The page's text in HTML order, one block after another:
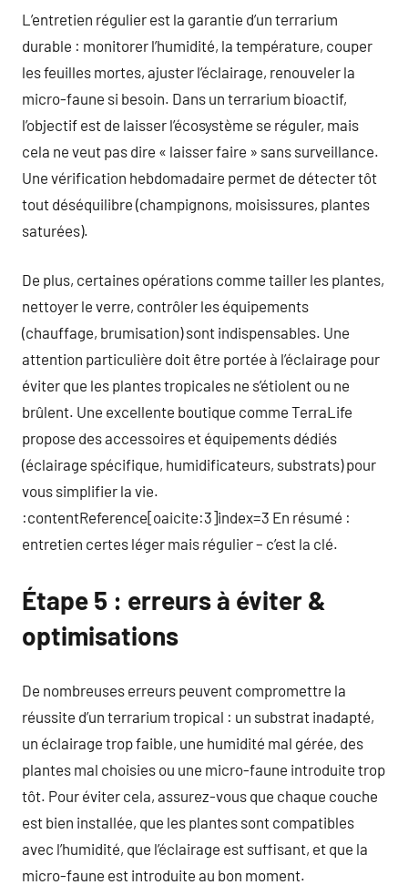
L’entretien régulier est la garantie d’un terrarium
durable : monitorer l’humidité, la température, couper
les feuilles mortes, ajuster l’éclairage, renouveler la
micro-faune si besoin. Dans un terrarium bioactif,
l’objectif est de laisser l’écosystème se réguler, mais
cela ne veut pas dire « laisser faire » sans surveillance.
Une vérification hebdomadaire permet de détecter tôt
tout déséquilibre (champignons, moisissures, plantes
saturées).
De plus, certaines opérations comme tailler les plantes,
nettoyer le verre, contrôler les équipements
(chauffage, brumisation) sont indispensables. Une
attention particulière doit être portée à l’éclairage pour
éviter que les plantes tropicales ne s’étiolent ou ne
brûlent. Une excellente boutique comme TerraLife
propose des accessoires et équipements dédiés
(éclairage spécifique, humidificateurs, substrats) pour
vous simplifier la vie.
:contentReference[oaicite:3]index=3 En résumé :
entretien certes léger mais régulier – c’est la clé.
Étape 5 : erreurs à éviter &
optimisations
De nombreuses erreurs peuvent compromettre la
réussite d’un terrarium tropical : un substrat inadapté,
un éclairage trop faible, une humidité mal gérée, des
plantes mal choisies ou une micro-faune introduite trop
tôt. Pour éviter cela, assurez-vous que chaque couche
est bien installée, que les plantes sont compatibles
avec l’humidité, que l’éclairage est suffisant, et que la
micro-faune est introduite au bon moment.